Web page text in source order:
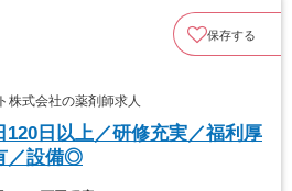
保存する
式会社の薬剤師求人
120日以上／研修充実／福利厚
／設備◎